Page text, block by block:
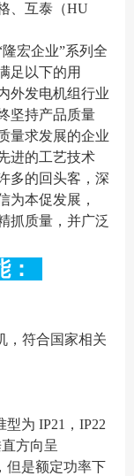
、互泰（HU
宏企业”系列全
足以下的用
外发电机组行业
坚持产品质量
量求发展的企业
进的工艺技术
多的回头客，深
为本促发展，
抓质量，并广泛
，符合国家相关
为 IP21，IP22
方向呈
是额定功率下